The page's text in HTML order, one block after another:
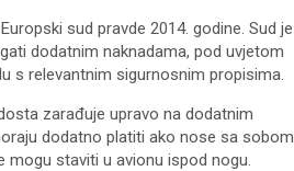
sud pravde 2014. godine. Sud je
dodatnim naknadama, pod uvjetom
s relevantnim sigurnosnim propisima.
zarađuje upravo na dodatnim
dodatno platiti ako nose sa sobom
staviti u avionu ispod nogu.